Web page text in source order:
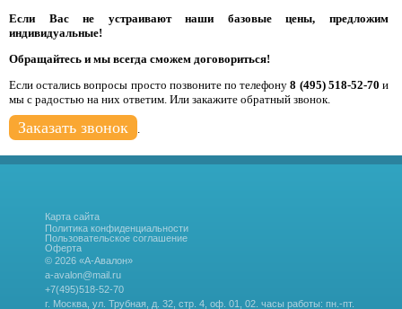
Если Вас не устраивают наши базовые цены, предложим
индивидуальные!
Обращайтесь и мы всегда сможем договориться!
Если остались вопросы просто позвоните по телефону8 (495) 518-52-70 и
мы с радостью на них ответим. Или закажите обратный звонок.
Заказать звонок
Карта сайта
Политика конфиденциальности
Пользовательское соглашение
Оферта
© 2026 «А-Авалон»
a-avalon@mail.ru
+7(495)518-52-70
г. Москва, ул. Трубная, д. 32, стр. 4, оф. 01, 02. часы работы: пн.-пт.